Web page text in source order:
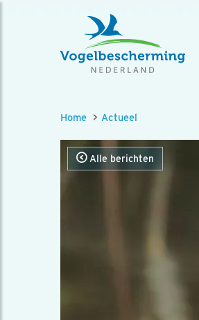
Home Actueel
Alle berichten